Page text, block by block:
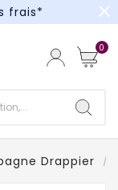
frais*
frais*
close
0
Drappier